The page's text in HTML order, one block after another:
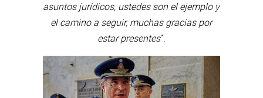
asuntos jurídicos, ustedes son el ejemplo y
el camino a seguir, muchas gracias por
estar presentes”.